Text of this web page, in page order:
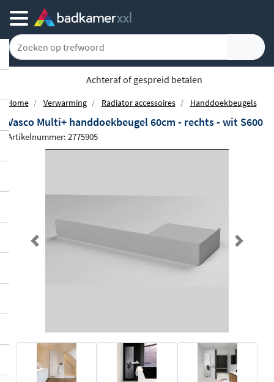
Achteraf of gespreid betalen
Home Verwarming Radiator accessoires Handdoekbeugels
Vasco Multi+ handdoekbeugel 60cm - rechts - wit S600
Artikelnummer: 2775905
Previous Next